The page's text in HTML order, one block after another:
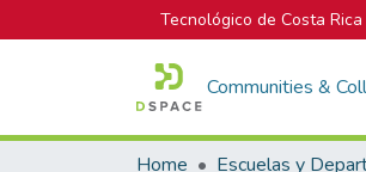
Tecnológico de Costa Rica
Communities &
Home Escuelas y